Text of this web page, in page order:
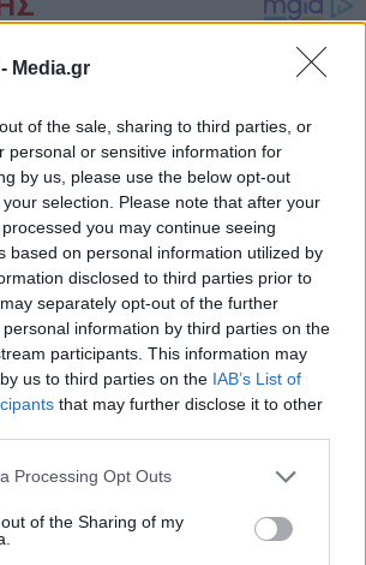
Media.gr
of the sale, sharing to third parties, or
personal or sensitive information for
by us, please use the below opt-out
selection. Please note that after your
you may continue seeing
based on personal information utilized by
disclosed to third parties prior to
separately opt-out of the further
information by third parties on the
participants. This information may
us to third parties on the IAB’s List of
that may further disclose it to other
Processing Opt Outs
of the Sharing of my
στο newsletter